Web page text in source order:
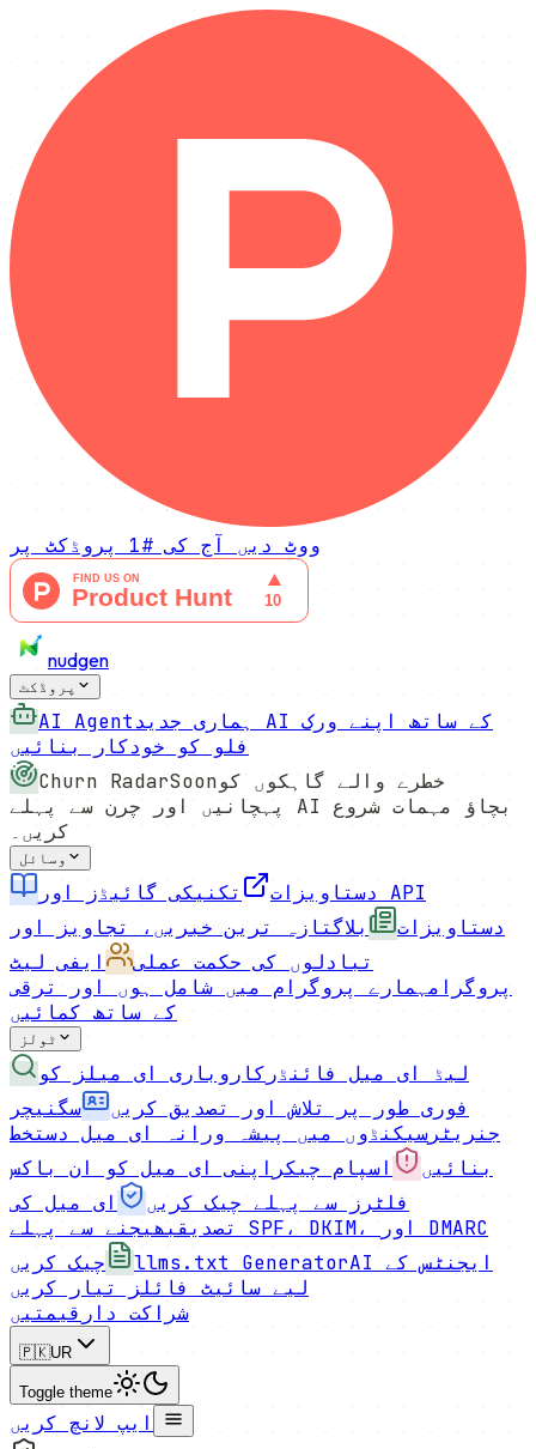
ووٹ دیں آج کی #1 پروڈکٹ پر
nudgen
پروڈکٹ
AI Agentہماری جدید AI کے ساتھ اپنے ورک
فلو کو خودکار بنائیں
Churn RadarSoonخطرے والے گاہکوں کو
پہچانیں اور چرن سے پہلے AI بچاؤ مہمات شروع
کریں۔
وسائل
دستاویزات
تکنیکی گائیڈز اور API
دستاویزات
بلاگتازہ ترین خبریں، تجاویز اور
تبادلوں کی حکمت عملی
ایفی لیٹ
پروگرامہمارے پروگرام میں شامل ہوں اور ترقی
کے ساتھ کمائیں
ٹولز
لیڈ ای میل فائنڈر کاروباری ای میلز کو
فوری طور پر تلاش اور تصدیق کریں
سگنیچر
جنریٹر سیکنڈوں میں پیشہ ورانہ ای میل دستخط
بنائیں
اسپام چیکر اپنی ای میل کو ان باکس
فلٹرز سے پہلے چیک کریں
ای میل کی
تصدیقبھیجنے سے پہلے SPF، DKIM، اور DMARC
چیک کریں
llms.txt GeneratorAI ایجنٹس کے
لیے سائیٹ فائلز تیار کریں
شراکت دار قیمتیں
🇵🇰UR
Toggle theme
ایپ لانچ کریں